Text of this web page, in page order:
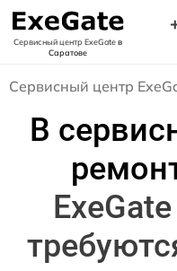
Сервисный центр ExeGateв
Саратове
Сервисный центр
В
ExeGate